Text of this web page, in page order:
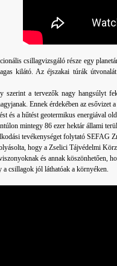
csillagvizsgáló része egy
kilátó. Az éjszakai túrák
szerint a tervezők nagy hangsúlyt
Ennek érdekében az
és a hűtést geotermikus energiával
mintegy 86 ezer hektár állami
tevékenységet folytató SEFAG
hogy a Zselici Tájvédelmi
és annak köszönhetően,
a csillagok jól láthatóak a környéken.